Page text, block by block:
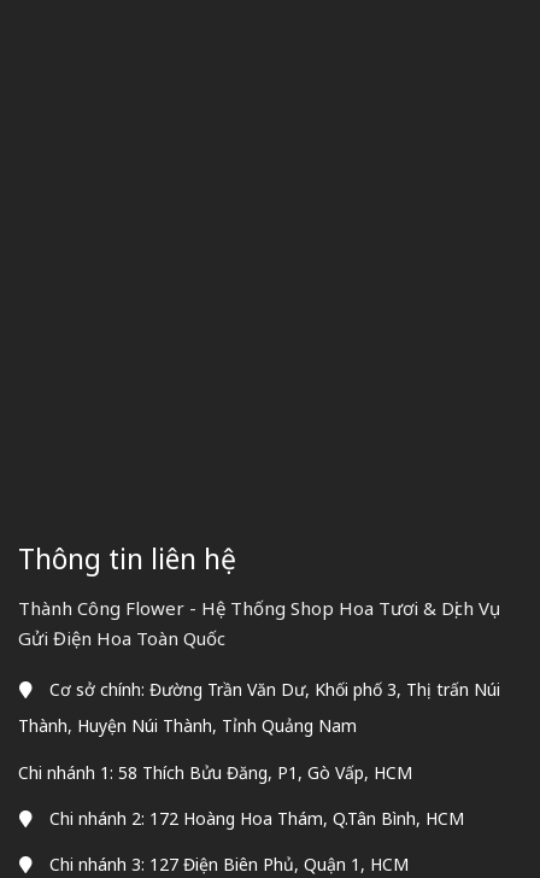
Thông tin liên hệ
Thành Công Flower - Hệ Thống Shop Hoa Tươi & Dịch Vụ
Gửi Điện Hoa Toàn Quốc
Cơ sở chính: Đường Trần Văn Dư, Khối phố 3, Thị trấn Núi
Thành, Huyện Núi Thành, Tỉnh Quảng Nam
Chi nhánh 1: 58 Thích Bửu Đăng, P1, Gò Vấp, HCM
Chi nhánh 2: 172 Hoàng Hoa Thám, Q.Tân Bình, HCM
Chi nhánh 3: 127 Điện Biên Phủ, Quận 1, HCM